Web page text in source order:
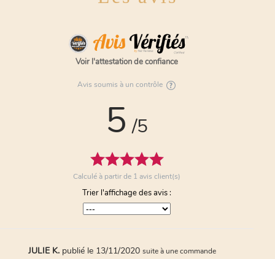
Voir l'attestation de confiance
Avis soumis à un contrôle
5 /5
Calculé à partir de 1 avis client(s)
Trier l'affichage des avis :
JULIE K. publié le 13/11/2020 suite à une commande